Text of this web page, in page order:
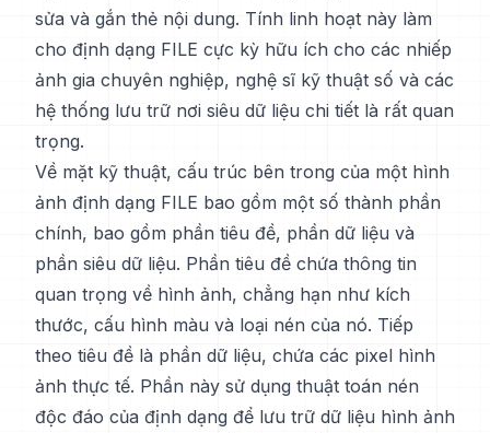
sửa và gắn thẻ nội dung. Tính linh hoạt này làm
cho định dạng FILE cực kỳ hữu ích cho các nhiếp
ảnh gia chuyên nghiệp, nghệ sĩ kỹ thuật số và các
hệ thống lưu trữ nơi siêu dữ liệu chi tiết là rất quan
trọng.
Về mặt kỹ thuật, cấu trúc bên trong của một hình
ảnh định dạng FILE bao gồm một số thành phần
chính, bao gồm phần tiêu đề, phần dữ liệu và
phần siêu dữ liệu. Phần tiêu đề chứa thông tin
quan trọng về hình ảnh, chẳng hạn như kích
thước, cấu hình màu và loại nén của nó. Tiếp
theo tiêu đề là phần dữ liệu, chứa các pixel hình
ảnh thực tế. Phần này sử dụng thuật toán nén
độc đáo của định dạng để lưu trữ dữ liệu hình ảnh